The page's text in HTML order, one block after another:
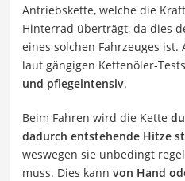
Antriebskette, welche die
Hinterrad überträgt, da dies
eines solchen Fahrzeuges
laut gängigen Kettenöler-
und pflegeintensiv.
Beim Fahren wird die Kette
dadurch entstehende Hitze
weswegen sie unbedingt
muss. Dies kann von Hand